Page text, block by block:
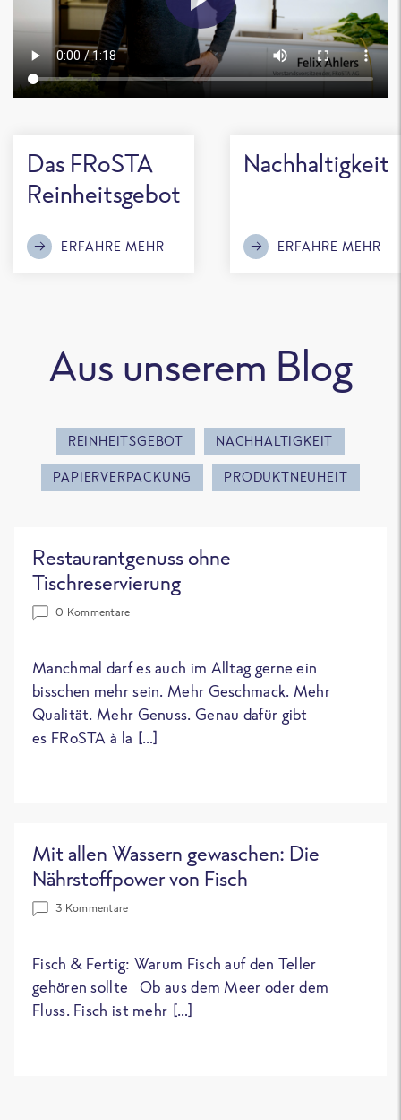
Das FRoSTA
Reinheitsgebot
ERFAHRE MEHR
Nachhaltigkeit
ERFAHRE MEHR
Aus unserem Blog
REINHEITSGEBOT NACHHALTIGKEIT
PAPIERVERPACKUNG PRODUKTNEUHEIT
Restaurantgenuss ohne
Tischreservierung
0 Kommentare
Manchmal darf es auch im Alltag gerne ein
bisschen mehr sein. Mehr Geschmack. Mehr
Qualität. Mehr Genuss. Genau dafür gibt
es FRoSTA à la […]
Mit allen Wassern gewaschen: Die
Nährstoffpower von Fisch
3 Kommentare
Fisch & Fertig: Warum Fisch auf den Teller
gehören sollte Ob aus dem Meer oder dem
Fluss. Fisch ist mehr […]